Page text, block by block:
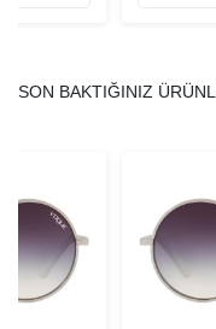
SON BAKTIĞINIZ